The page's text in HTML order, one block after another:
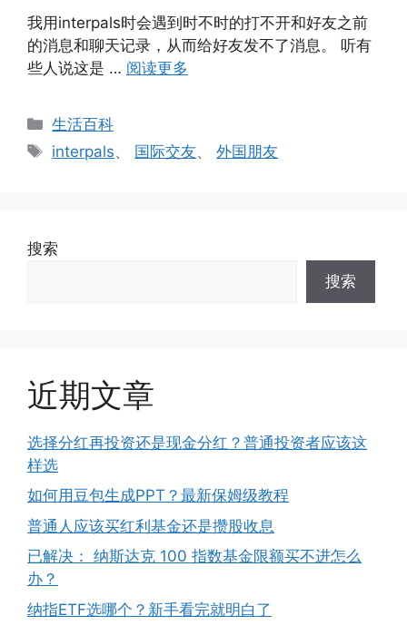
我用interpals时会遇到时不时的打不开和好友之前
的消息和聊天记录，从而给好友发不了消息。 听有
些人说这是 … 阅读更多
分
类
生活百科
标
interpals、 国际交友、外国朋友
搜索
搜索
近期文章
选择分红再投资还是现金分红？普通投资者应该这
样选
如何用豆包生成PPT？最新保姆级教程
普通人应该买红利基金还是攒股收息
已解决： 纳斯达克 100 指数基金限额买不进怎么
办？
纳指ETF选哪个？新手看完就明白了